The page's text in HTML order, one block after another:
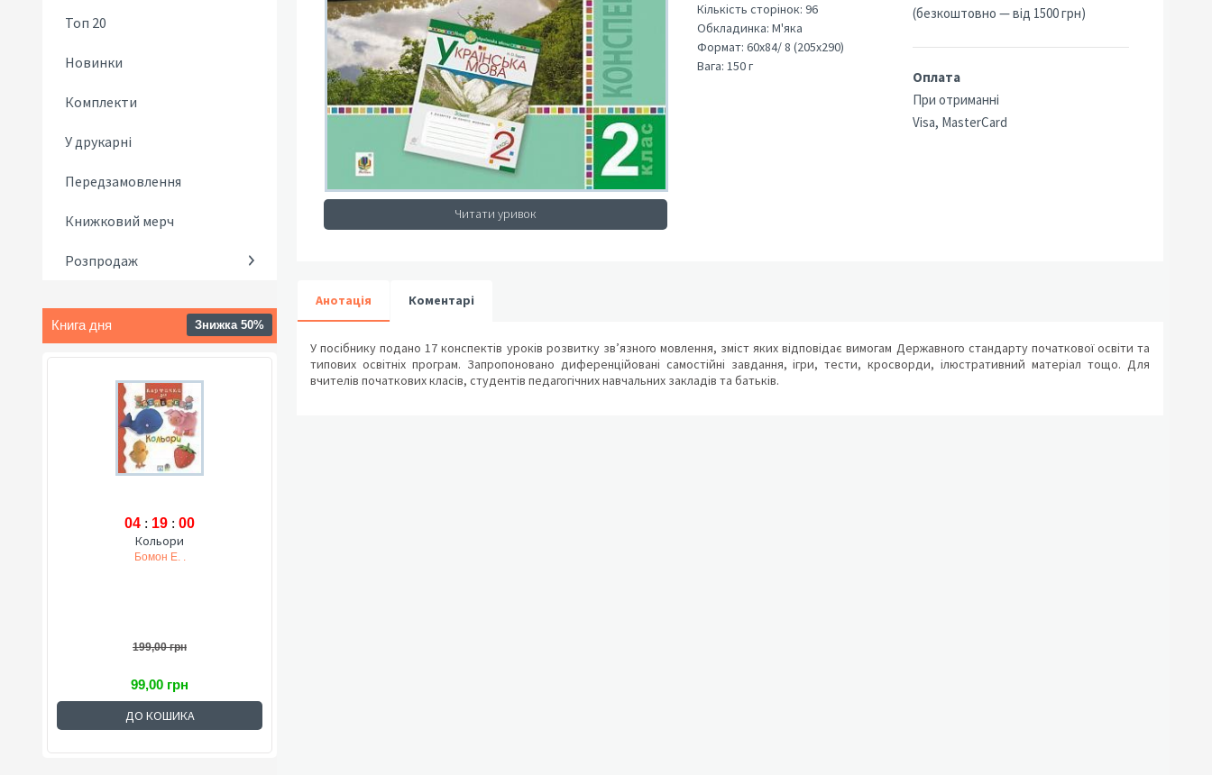
Топ 20
Новинки
Комплекти
У друкарні
Передзамовлення
Книжковий мерч
Розпродаж
Книга дня Знижка 50%
04 : 19 : 00
Кольори
Бомон Е. .
199,00 грн
99,00 грн
ДО КОШИКА
Читати уривок
Кількість сторінок: 96
Обкладинка: М'яка
Формат: 60х84/ 8 (205х290)
Вага: 150 г
(безкоштовно — від 1500 грн)
Оплата
При отриманні
Visa, MasterCard
Анотація Коментарі
У посібнику подано 17 конспектів уроків розвитку зв’язного мовлення, зміст яких відповідає вимогам Державного стандарту початкової освіти та
типових освітніх програм. Запропоновано диференційовані самостійні завдання, ігри, тести, кросворди, ілюстративний матеріал тощо. Для
вчителів початкових класів, студентів педагогічних навчальних закладів та батьків.